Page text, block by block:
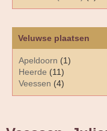
Veluwse plaatsen
Apeldoorn (1)
Heerde (11)
Veessen (4)